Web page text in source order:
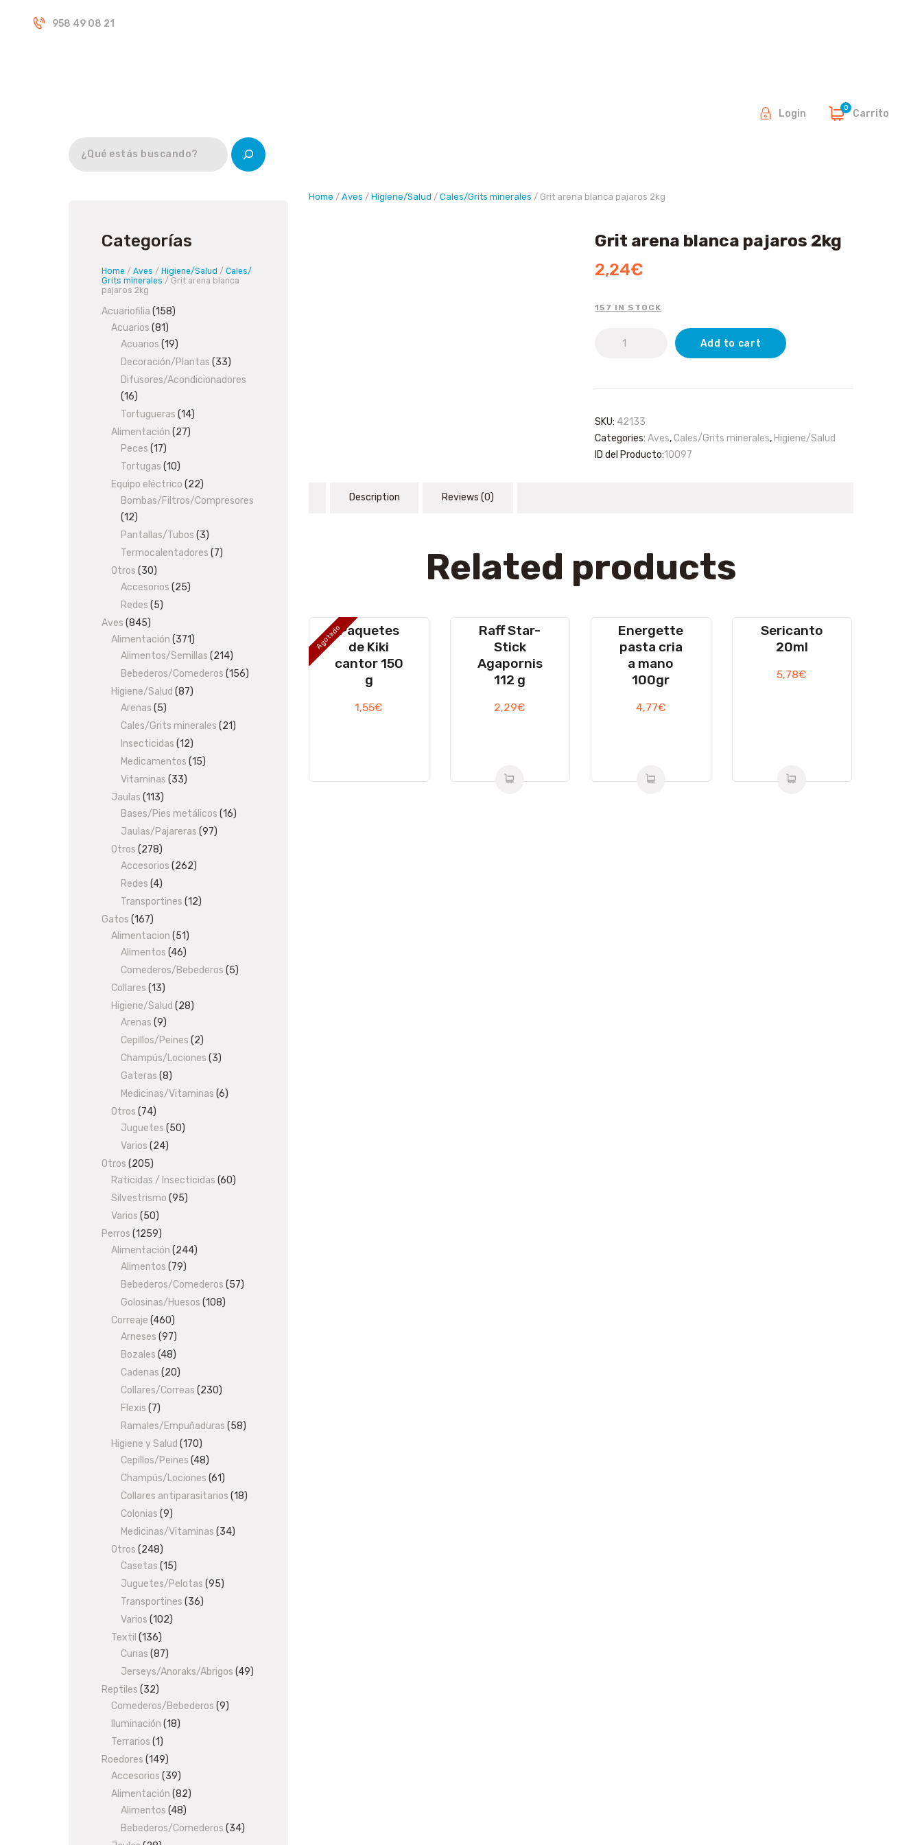
958 49 08 21
Login Carrito
0
Inicio
Home / Aves / Higiene/Salud / Cales/Grits minerales / Grit arena blanca pajaros 2kg
Grit arena blanca pajaros 2kg
2,24€
157 IN STOCK
pajaros
quantity
Add to cart
SKU: 42133
Categories:Aves,Cales/Grits minerales, Higiene/Salud
ID del Producto:10097
Description Reviews (0)
Related products
AgotadoPaquetes
de Kiki
cantor 150
g
1,55€
Raff Star-
Stick
Agapornis
112 g
2,29€
Energette
pasta cria
a mano
100gr
4,77€
Sericanto
20ml
5,78€
Categorías
Home /Aves /Higiene/Salud /Cales/
Grits minerales / Grit arena blanca
pajaros 2kg
Acuariofilia 158158
Acuarios 8181
products
Acuarios 1919
products
Decoración/Plantas 3333
products
Difusores/Acondicionadores
1616
products
Tortugueras 1414
Alimentación 2727
Peces 1717
products
Tortugas 1010
products
Equipo eléctrico 2222
products
Bombas/Filtros/Compresores
1212
products
Pantallas/Tubos 33
products
Termocalentadores 77
Otros 3030
products
Accesorios 2525
Redes 55
Aves 845845
products
Alimentación 371371
products
Alimentos/Semillas 214214
products
Bebederos/Comederos 156156
Higiene/Salud 8787
Arenas 55
products
Cales/Grits minerales 2121
Insecticidas 1212
products
Medicamentos 1515
Vitaminas 3333
Jaulas 113113
products
Bases/Pies metálicos 1616
Jaulas/Pajareras 9797
Otros 278278
products
Accesorios 262262
Redes 44
products
Transportines 1212
Gatos 167167
products
Alimentacion 5151
Alimentos 4646
products
Comederos/Bebederos 55
Collares 1313
products
Higiene/Salud 2828
Arenas 99
products
Cepillos/Peines 22
products
Champús/Lociones 33
Gateras 88
products
Medicinas/Vitaminas 66
Otros 7474
products
Juguetes 5050
Varios 2424
Otros 205205
products
Raticidas / Insecticidas 6060
Silvestrismo 9595
Varios 5050
products
Perros 12591259
products
Alimentación 244244
Alimentos 7979
products
Bebederos/Comederos 5757
Golosinas/Huesos 108108
Correaje 460460
products
Arneses 9797
products
Bozales 4848
products
Cadenas 2020
products
Collares/Correas 230230
Flexis 77
products
Ramales/Empuñaduras 5858
Higiene y Salud 170170
products
Cepillos/Peines 4848
products
Champús/Lociones 6161
products
Collares antiparasitarios 1818
Colonias 99
products
Medicinas/Vitaminas 3434
Otros 248248
products
Casetas 1515
products
Juguetes/Pelotas 9595
Transportines 3636
Varios 102102
Textil 136136
products
Cunas 8787
products
Jerseys/Anoraks/Abrigos 4949
Reptiles 3232
products
Comederos/Bebederos 99
Iluminación 1818
Terrarios 11
product
Roedores 149149
products
Accesorios 3939
products
Alimentación 8282
Alimentos 4848
products
Bebederos/Comederos 3434